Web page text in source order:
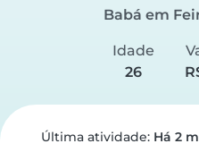
Babá em
Idade
26
Última atividade: Há 2